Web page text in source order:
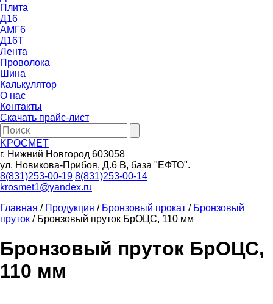
Плита
Д16
АМГ6
Д16Т
Лента
Проволока
Шина
Калькулятор
О нас
Контакты
Скачать прайс-лист
KРОСМЕТ
г. Нижний Новгород 603058
ул. Новикова-Прибоя, Д.6 В, база "ЕФТО".
8(831)253-00-19 8(831)253-00-14
krosmet1@yandex.ru
Главная / Продукция / Бронзовый прокат / Бронзовый
пруток / Бронзовый пруток БрОЦС, 110 мм
Бронзовый пруток БрОЦС,
110 мм